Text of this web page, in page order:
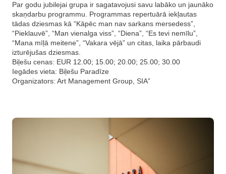
Par godu jubilejai grupa ir sagatavojusi savu labāko un jaunāko
skaņdarbu programmu. Programmas repertuārā iekļautas
tādas dziesmas kā “Kāpēc man nav sarkans mersedess”,
“Pieklauvē”, “Man vienalga viss”, “Diena”, “Es tevi nemīlu”,
“Mana mīļā meitene”, “Vakara vējā” un citas, laika pārbaudi
izturējušas dziesmas.
Biļešu cenas: EUR 12.00; 15.00; 20.00; 25.00; 30.00
Iegādes vieta: Biļešu Paradīze
Organizators: Art Management Group, SIA”